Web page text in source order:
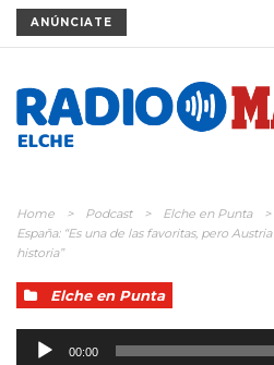
ANÚNCIATE
Home > Podcast > Elche en Punta >
España: “Es una de las favoritas, pero
historia”
Elche en Punta
Reproductor
00:00